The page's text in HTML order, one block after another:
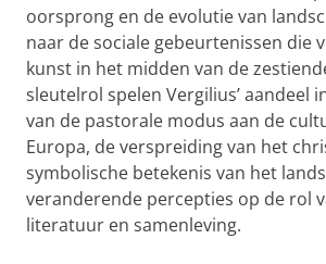
oorsprong en de evolutie van
naar de sociale gebeurtenissen die
kunst in het midden van de
sleutelrol spelen Vergilius’ aandeel
van de pastorale modus aan de
Europa, de verspreiding van het
symbolische betekenis van het
veranderende percepties op de rol
literatuur en samenleving.